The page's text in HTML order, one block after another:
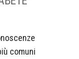
comuni